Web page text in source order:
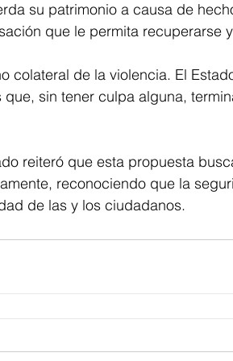
su patrimonio a causa de
que le permita recuperarse
colateral de la violencia. El
que, sin tener culpa alguna,
reiteró que esta propuesta
reconociendo que la
de las y los ciudadanos.